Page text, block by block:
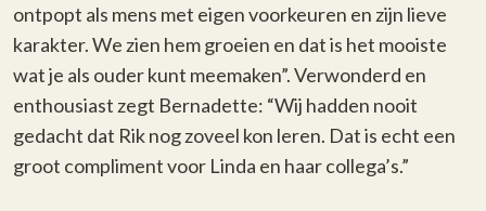
ontpopt als mens met eigen voorkeuren en zijn lieve
karakter. We zien hem groeien en dat is het mooiste
wat je als ouder kunt meemaken”. Verwonderd en
enthousiast zegt Bernadette: “Wij hadden nooit
gedacht dat Rik nog zoveel kon leren. Dat is echt een
groot compliment voor Linda en haar collega’s.”